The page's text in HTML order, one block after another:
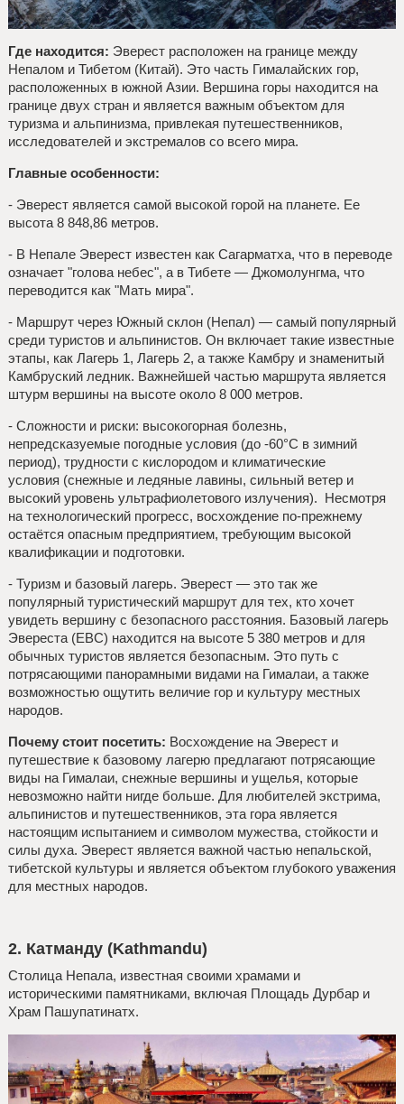
Где находится: Эверест расположен на границе между
Непалом и Тибетом (Китай). Это часть Гималайских гор,
расположенных в южной Азии. Вершина горы находится на
границе двух стран и является важным объектом для
туризма и альпинизма, привлекая путешественников,
исследователей и экстремалов со всего мира.
Главные особенности:
- Эверест является самой высокой горой на планете. Ее
высота 8 848,86 метров.
- В Непале Эверест известен как Сагарматха, что в переводе
означает "голова небес", а в Тибете — Джомолунгма, что
переводится как "Мать мира".
- Маршрут через Южный склон (Непал) — самый популярный
среди туристов и альпинистов. Он включает такие известные
этапы, как Лагерь 1, Лагерь 2, а также Камбру и знаменитый
Камбруский ледник. Важнейшей частью маршрута является
штурм вершины на высоте около 8 000 метров.
- Сложности и риски: высокогорная болезнь,
непредсказуемые погодные условия (до -60°C в зимний
период), трудности с кислородом и климатические
условия (снежные и ледяные лавины, сильный ветер и
высокий уровень ультрафиолетового излучения). Несмотря
на технологический прогресс, восхождение по-прежнему
остаётся опасным предприятием, требующим высокой
квалификации и подготовки.
- Туризм и базовый лагерь. Эверест — это так же
популярный туристический маршрут для тех, кто хочет
увидеть вершину с безопасного расстояния. Базовый лагерь
Эвереста (ЕBC) находится на высоте 5 380 метров и для
обычных туристов является безопасным. Это путь с
потрясающими панорамными видами на Гималаи, а также
возможностью ощутить величие гор и культуру местных
народов.
Почему стоит посетить: Восхождение на Эверест и
путешествие к базовому лагерю предлагают потрясающие
виды на Гималаи, снежные вершины и ущелья, которые
невозможно найти нигде больше. Для любителей экстрима,
альпинистов и путешественников, эта гора является
настоящим испытанием и символом мужества, стойкости и
силы духа. Эверест является важной частью непальской,
тибетской культуры и является объектом глубокого уважения
для местных народов.
2. Катманду (Kathmandu)
Столица Непала, известная своими храмами и
историческими памятниками, включая Площадь Дурбар и
Храм Пашупатинатх.